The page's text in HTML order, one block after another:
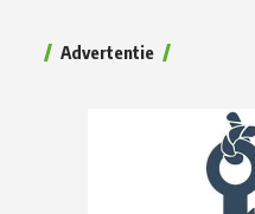
Advertentie